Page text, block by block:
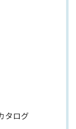
タログ